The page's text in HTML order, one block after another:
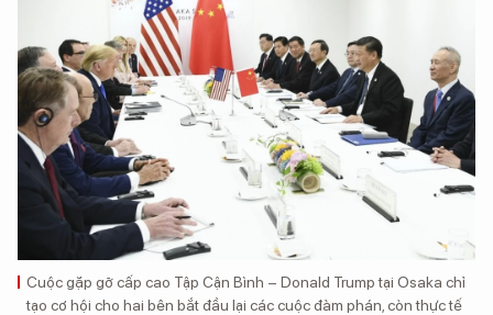
Cuộc gặp gỡ cấp cao Tập Cận Bình – Donald Trump tại Osaka chỉ
tạo cơ hội cho hai bên bắt đầu lại các cuộc đàm phán, còn thực tế